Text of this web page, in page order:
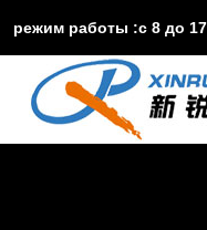
режим работы :с 8 до
vira@xinruisuji.com